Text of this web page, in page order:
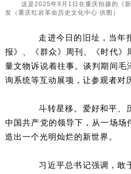
这是2025年9月1日在重庆拍摄的《
发（重庆红岩革命历史文化中心 供图）
走进今日的旧址，当年报
报》、《群众》周刊、《时代》
量文物诉说着往事。谈判期间毛
询系统等互动展项，让参观者对
斗转星移。爱好和平、
中国共产党的领导下，从一场场
造出一个光明灿烂的新世界。
习近平总书记强调，敢